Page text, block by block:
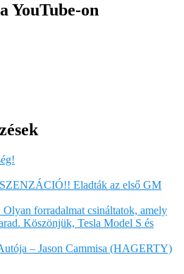
YouTube-on
Eladták az első GM
forradalmat csináltatok, amely
Köszönjük, Tesla Model S és
– Jason Cammisa (HAGERTY)